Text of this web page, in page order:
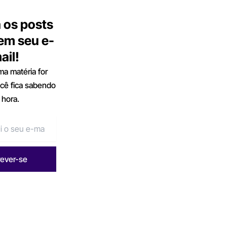
os posts
seu e-
matéria for
fica sabendo
se